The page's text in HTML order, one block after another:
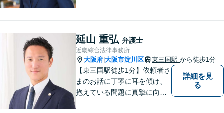
延山 重弘 弁護士
近畿綜合法律事務所
大阪府 大阪市淀川区 東三国駅 から徒歩1分
【東三国駅徒歩1分】依頼者さ
まのお話に丁寧に耳を傾け、
抱えている問題に真摯に向き
詳細を見
る